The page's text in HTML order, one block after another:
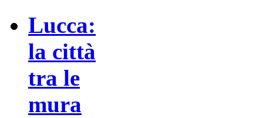
Lucca:
la città
tra le
mura